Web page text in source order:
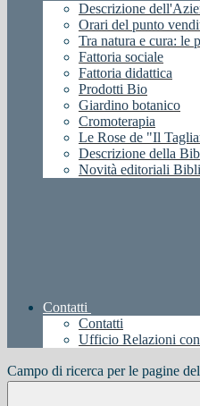
Descrizione
Orari del punto
Tra natura e cura: le
Fattoria sociale
Fattoria didattica
Prodotti Bio
Giardino botanico
Cromoterapia
Le Rose de "Il
Descrizione della
Novità editoriali
Contatti
Contatti
Ufficio Relazioni
Campo di ricerca per le pagine